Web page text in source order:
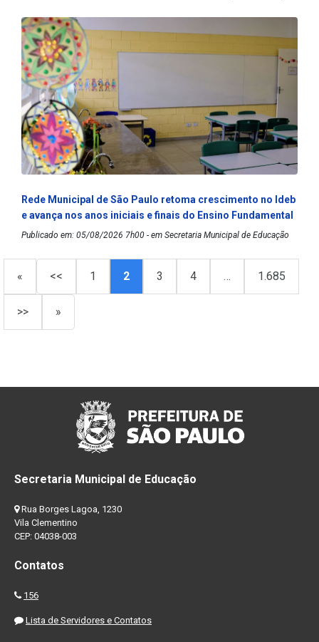
Rede Municipal de São Paulo retoma crescimento no Ideb
e avança nos anos iniciais e finais do Ensino Fundamental
Publicado em: 05/08/2026 7h00 - em Secretaria Municipal de Educação
« << 1 2 3 4 … 1.685
>> »
Secretaria Municipal de Educação
Rua Borges Lagoa, 1230
Vila Clementino
CEP: 04038-003
Contatos
156
Lista de Servidores e Contatos